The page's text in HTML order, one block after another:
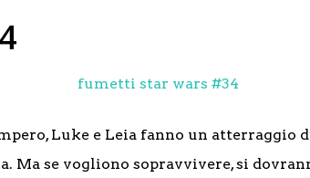
Luke e Leia fanno un atterraggio
Ma se vogliono sopravvivere, si